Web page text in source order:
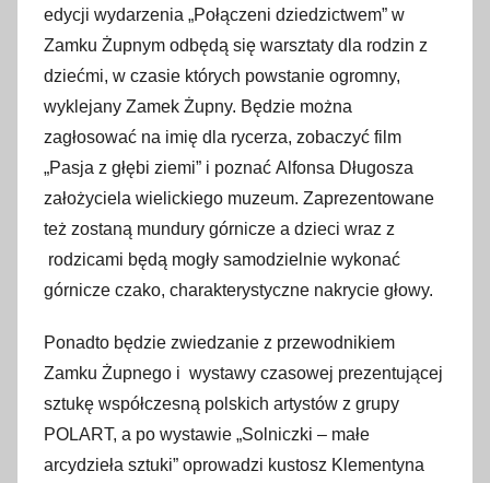
a
n
o
1
3
w
n
0
2
2
edycji wydarzenia „Połączeni dziedzictwem” w
Zamku Żupnym odbędą się warsztaty dla rodzin z
dziećmi, w czasie których powstanie ogromny,
wyklejany Zamek Żupny. Będzie można
zagłosować na imię dla rycerza, zobaczyć film
„Pasja z głębi ziemi” i poznać Alfonsa Długosza
założyciela wielickiego muzeum. Zaprezentowane
też zostaną mundury górnicze a dzieci wraz z
rodzicami będą mogły samodzielnie wykonać
górnicze czako, charakterystyczne nakrycie głowy.
Ponadto będzie zwiedzanie z przewodnikiem
Zamku Żupnego i wystawy czasowej prezentującej
sztukę współczesną polskich artystów z grupy
POLART, a po wystawie „Solniczki – małe
arcydzieła sztuki” oprowadzi kustosz Klementyna